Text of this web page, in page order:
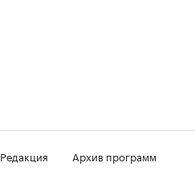
Редакция
Архив программ